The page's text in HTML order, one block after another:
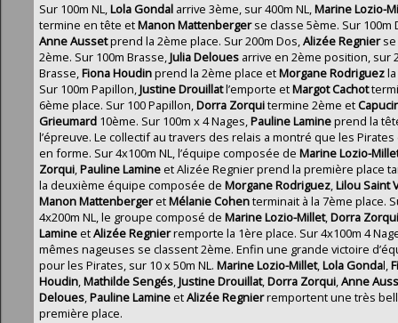
Sur 100m NL,Lola Gondal arrive 3ème, sur 400m NL,Marine Lozio-
termine en tête etManon Mattenbergerse classe 5ème. Sur 100m
AnneAussetprend la 2ème place. Sur 200m Dos,Alizée Regnierse
2ème. Sur 100m Brasse,Julia Deloues arrive en 2ème position, sur
Brasse,FionaHoudinprend la 2ème place etMorgane Rodriguez
Sur 100m Papillon,Justine Drouillatl’emporte etMargot Cachot
6ème place. Sur 100 Papillon,Dorra Zorquitermine 2ème et
Grieumard 10ème. Sur 100m x 4 Nages,Pauline Lamineprend la
l’épreuve. Le collectif au travers des relais a montré que les
en forme. Sur 4x100m NL, l’équipe composée de Marine Lozio-
Zorqui,Pauline Lamineet Alizée Regnier prend la première place
la deuxième équipe composée de Morgane Rodriguez,Lilou Saint
Manon MattenbergeretMélanieCohenterminait à la 7ème place.
4x200m NL, le groupe composé de Marine Lozio-Millet,Dorra Zorqui
LamineetAlizée Regnierremporte la 1ère place. Sur 4x100m 4
mêmes nageuses se classent 2ème. Enfin une grande victoire
pour les Pirates, sur 10 x 50m NL. Marine Lozio-Millet,Lola Gondal,
Houdin,Mathilde Sengés,Justine Drouillat,Dorra Zorqui,Anne
Deloues,Pauline LamineetAlizée Regnierremportent une très
première place.